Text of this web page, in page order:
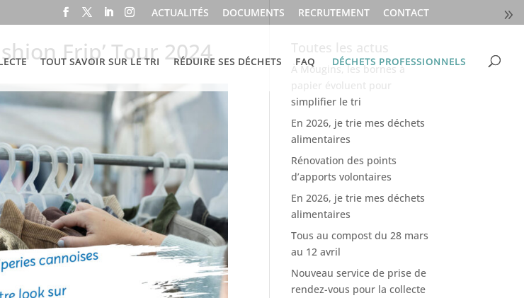
ACTUALITÉS DOCUMENTS RECRUTEMENT CONTACT
TOUT SAVOIR SUR LE TRI RÉDUIRE SES DÉCHETS FAQ DÉCHETS PROFESSIONNELS
Frip’ Tour 2024 Toutes les actus
À Mougins, les bornes à
papier évoluent pour
simplifier le tri
En 2026, je trie mes déchets
alimentaires
Rénovation des points
d’apports volontaires
En 2026, je trie mes déchets
alimentaires
Tous au compost du 28 mars
au 12 avril
Nouveau service de prise de
rendez-vous pour la collecte